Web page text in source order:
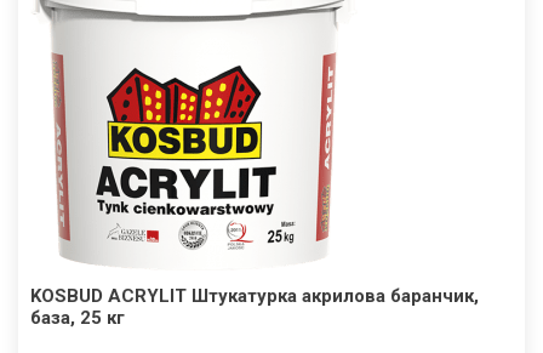
KOSBUD ACRYLIT Штукатурка акрилова баранчик,
база, 25 кг